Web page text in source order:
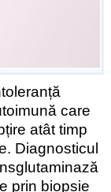
care
atât timp
Diagnosticul
prin biopsie